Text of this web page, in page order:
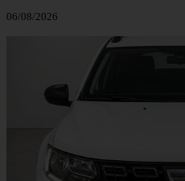
06/08/2026